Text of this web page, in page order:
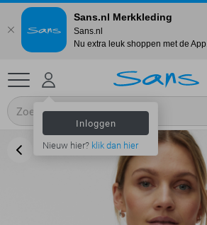
Inloggen
Nieuw hier? klik dan hier
Sans.nl Merkkleding
Sans.nl
Nu extra leuk shoppen met de App.